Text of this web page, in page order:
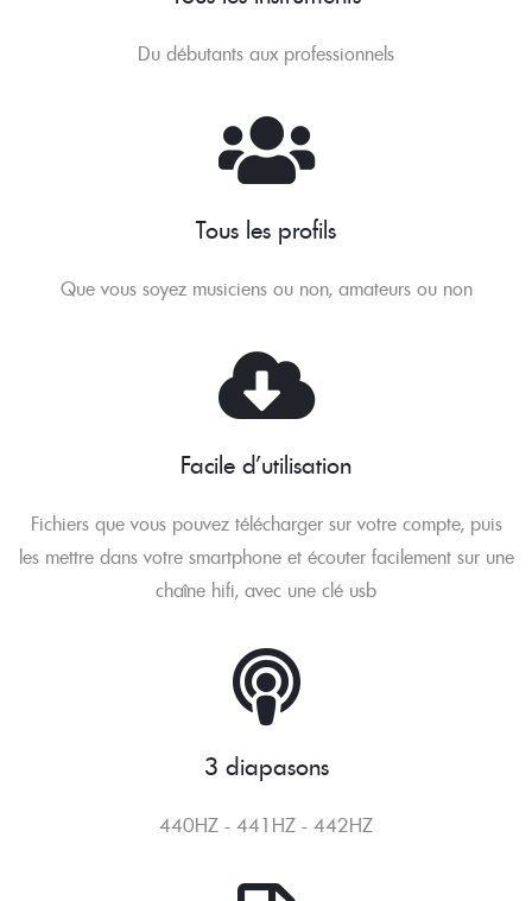
Du débutants aux professionnels
Tous les profils
Que vous soyez musiciens ou non, amateurs ou non
Facile d'utilisation
Fichiers que vous pouvez télécharger sur votre compte, puis
les mettre dans votre smartphone et écouter facilement sur une
chaîne hifi, avec une clé usb
3 diapasons
440HZ - 441HZ - 442HZ